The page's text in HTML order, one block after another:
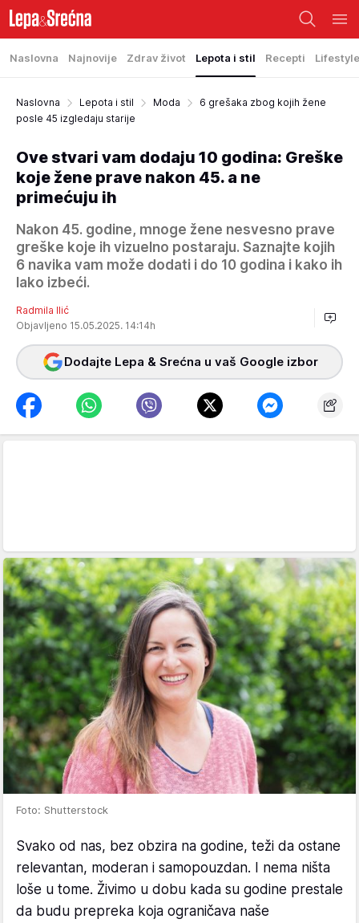
Naslovna Najnovije Zdrav život Lepota i stil Recepti Lifestyle
Naslovna Lepota i stil Moda
6 grešaka zbog kojih žene
posle 45 izgledaju starije
Ove stvari vam dodaju 10 godina: Greške
koje žene prave nakon 45. a ne
primećuju ih
Nakon 45. godine, mnoge žene nesvesno prave
greške koje ih vizuelno postaraju. Saznajte kojih
6 navika vam može dodati i do 10 godina i kako ih
lako izbeći.
Radmila Ilić
Objavljeno 15.05.2025. 14:14h
Dodajte Lepa & Srećna u vaš Google izbor
Foto: Shutterstock
Svako od nas, bez obzira na godine, teži da ostane
relevantan, moderan i samopouzdan. I nema ništa
loše u tome. Živimo u dobu kada su godine prestale
da budu prepreka koja ograničava naše